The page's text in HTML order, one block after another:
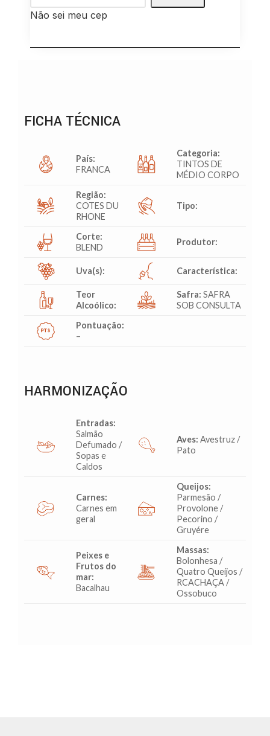
Não sei meu cep
FICHA TÉCNICA
País:
FRANCA
Categoria:
TINTOS DE
MÉDIO CORPO
Região:
COTES DU
RHONE
Tipo:
Corte:
BLEND
Produtor:
Uva(s): Característica:
Teor
Alcoólico:
Safra: SAFRA
SOB CONSULTA
Pontuação:
–
HARMONIZAÇÃO
Entradas:
Salmão
Defumado /
Sopas e
Caldos
Aves: Avestruz /
Pato
Carnes:
Carnes em
geral
Queijos:
Parmesão /
Provolone /
Pecorino /
Gruyére
Peixes e
Frutos do
mar:
Bacalhau
Massas:
Bolonhesa /
Quatro Queijos /
RCACHAÇA /
Ossobuco